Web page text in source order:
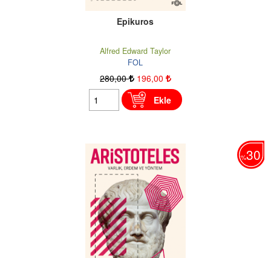
Epikuros
Alfred Edward Taylor
FOL
280,00 196,00
Ekle
%30